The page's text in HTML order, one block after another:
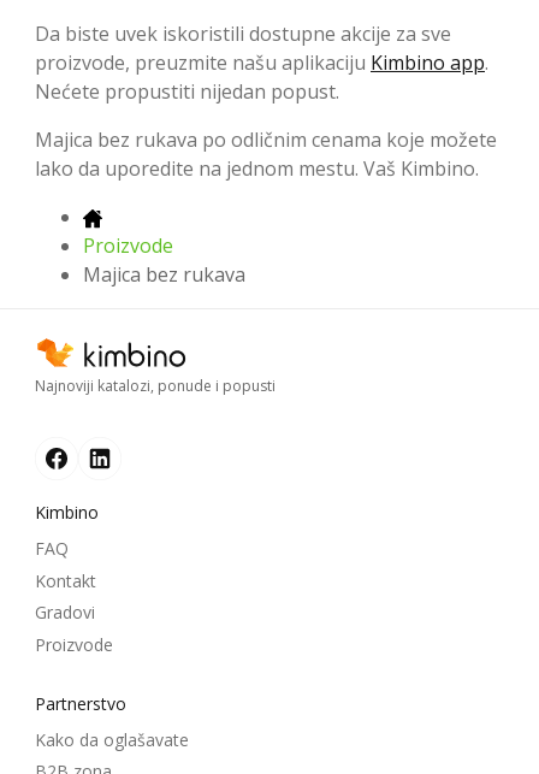
Da biste uvek iskoristili dostupne akcije za sve
proizvode, preuzmite našu aplikaciju Kimbino app.
Nećete propustiti nijedan popust.
Majica bez rukava po odličnim cenama koje možete
lako da uporedite na jednom mestu. Vaš Kimbino.
Proizvode
Majica bez rukava
Najnoviji katalozi, ponude i popusti
Kimbino
FAQ
Kontakt
Gradovi
Proizvode
Partnerstvo
Kako da oglašavate